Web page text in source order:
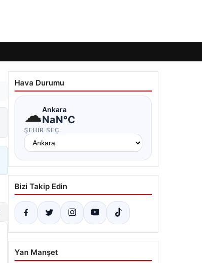
Hava Durumu
☁Ankara
NaN°C
ŞEHIR SEÇ
Bizi Takip Edin
Yan Manşet